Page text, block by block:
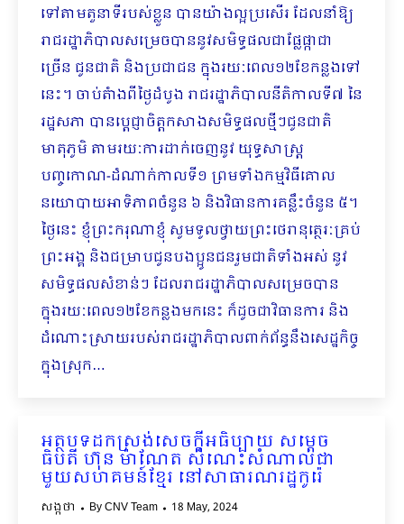
ទៅតាមតួនាទីរបស់ខ្លួន ​បានយ៉ាងល្អប្រសើរ ដែលនាំឱ្យ
រាជរដ្ឋាភិបាលសម្រេចបាននូវសមិទ្ធផលជាផ្លែផ្កាជា
ច្រើន ជូនជាតិ និងប្រជាជន ក្នុងរយៈពេល១២ខែកន្លងទៅ
នេះ។​ ចាប់តំាងពីថ្ងៃដំបូង រាជរដ្ឋាភិបាលនីតិកាលទី៧ នៃ
រដ្ឋសភា បានប្តេជ្ញាចិត្តកសាងសមិទ្ធផលថ្មីៗជូនជាតិ
មាតុភូមិ តាមរយៈការដាក់ចេញនូវ យុទ្ធសាស្ត្រ
បញ្ចកោណ-ដំណាក់កាលទី១ ព្រមទាំងកម្មវិធីគោល
នយោបាយអាទិភាពចំនួន ៦ និងវិធានការគន្លឹះចំនួន ៥។
ថ្ងៃនេះ ខ្ញុំព្រះករុណាខ្ញុំ សូមទូលថ្វាយព្រះថេរានុត្ថេរៈគ្រប់
ព្រះអង្គ និងជម្រាបជូនបងប្អូនជនរួមជាតិទាំងអស់ នូវ
សមិទ្ធផលសំខាន់ៗ ដែលរាជរដ្ឋាភិបាលសម្រេចបាន
ក្នុងរយៈពេល១២ខែកន្លងមកនេះ ក៏ដូចជាវិធានការ និង
ដំណោះស្រាយរបស់រាជរដ្ឋាភិបាលពាក់ព័ន្ធនឹងសេដ្ឋកិច្ច
ក្នុងស្រុក…
អត្ថបទដកស្រង់សេចក្ដីអធិប្បាយ សម្ដេច
ធិបតី ហ៊ុន ម៉ាណែត សំណេះសំណាលជា
មួយសហគមន៍ខ្មែរ នៅសាធារណរដ្ឋកូរ៉េ
សង្កថា ByCNV Team 18 May, 2024